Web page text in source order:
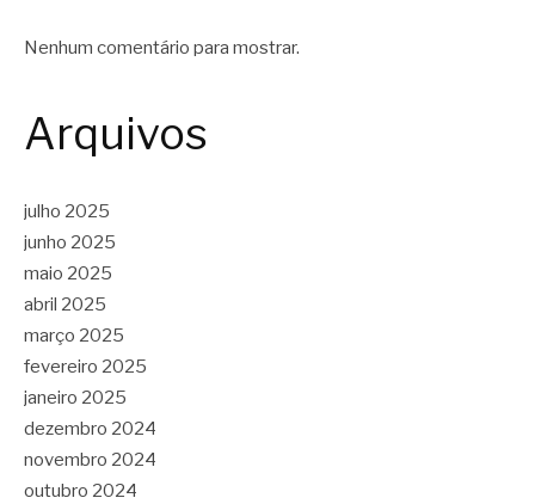
Nenhum comentário para mostrar.
Arquivos
julho 2025
junho 2025
maio 2025
abril 2025
março 2025
fevereiro 2025
janeiro 2025
dezembro 2024
novembro 2024
outubro 2024